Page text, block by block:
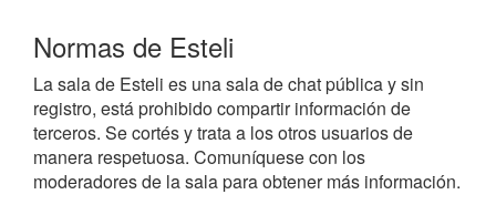
Normas de Esteli
La sala de Esteli es una sala de chat pública y sin
registro, está prohibido compartir información de
terceros. Se cortés y trata a los otros usuarios de
manera respetuosa. Comuníquese con los
moderadores de la sala para obtener más información.